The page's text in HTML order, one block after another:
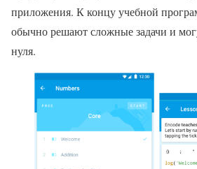
приложения. К концу учебной
обычно решают сложные задачи и
нуля.